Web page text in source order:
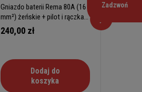
Gniazdo baterii Rema 80A (16
mm²) żeńskie + pilot i rączka
stałą
240,00 zł
Dodaj do
koszyka
mm²)
Zadzwoń